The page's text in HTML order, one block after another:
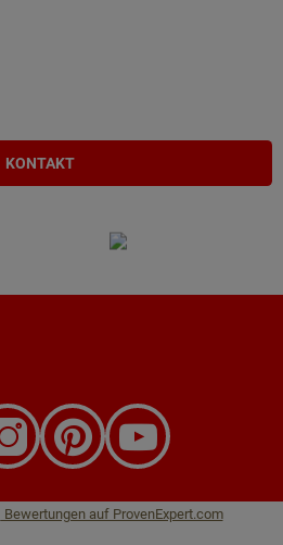
KONTAKT
Bewertungen auf ProvenExpert.com